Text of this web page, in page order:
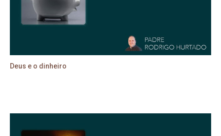
Deus e o dinheiro